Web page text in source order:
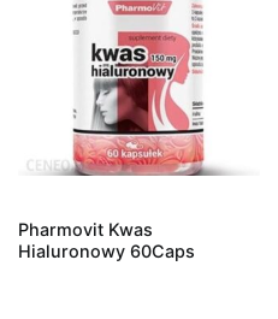
Pharmovit Kwas
Hialuronowy 60Caps